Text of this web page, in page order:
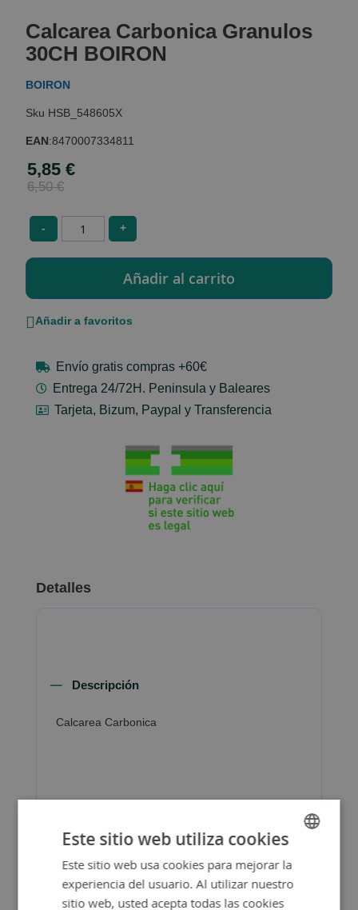
the
beginning
of
the
gallery
Calcarea Carbonica Granulos
30CH BOIRON
BOIRON
HSB_548605X
EAN:8470007334811
Special
Price
5,85 €
6,50 €
- +
Añadir a favoritos
Envío gratis compras +60€
Entrega 24/72H. Peninsula y Baleares
Tarjeta, Bizum, Paypal y Transferencia
Detalles
Descripción
Calcarea Carbonica
SPANISH
ENGLISH
Este sitio web utiliza cookies
Este sitio web usa cookies para mejorar la
experiencia del usuario. Al utilizar nuestro
sitio web, usted acepta todas las cookies